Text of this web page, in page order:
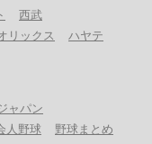
西武
リックス
ハヤテ
ャパン
人野球 野球まとめ